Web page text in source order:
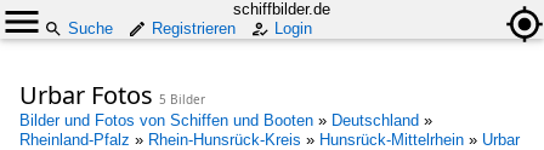
schiffbilder.de
Suche
Registrieren Login
Urbar Fotos 5 Bilder
Bilder und Fotos von Schiffen und Booten » Deutschland »
Rheinland-Pfalz » Rhein-Hunsrück-Kreis » Hunsrück-Mittelrhein » Urbar